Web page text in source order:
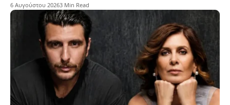
6 Αυγούστου 20263 Min Read